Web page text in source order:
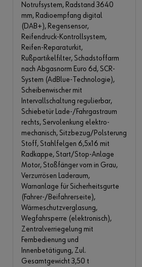
Notrufsystem, Radstand 3640
mm, Radioempfang digital
(DAB+), Regensensor,
Reifendruck-Kontrollsystem,
Reifen-Reparaturkit,
Rußpartikelfilter, Schadstoffarm
nach Abgasnorm Euro 6d, SCR-
System (AdBlue-Technologie),
Scheibenwischer mit
Intervallschaltung regulierbar,
Schiebetür Lade-/Fahrgastraum
rechts, Servolenkung elektro-
mechanisch, Sitzbezug/Polsterung
Stoff, Stahlfelgen 6,5x16 mit
Radkappe, Start/Stop-Anlage
Motor, Stoßfänger vorn in Grau,
Verzurrösen Laderaum,
Warnanlage für Sicherheitsgurte
(Fahrer-/Beifahrerseite),
Wärmeschutzverglasung,
Wegfahrsperre (elektronisch),
Zentralverriegelung mit
Fernbedienung und
Innenbetätigung, Zul.
Gesamtgewicht 3,50 t